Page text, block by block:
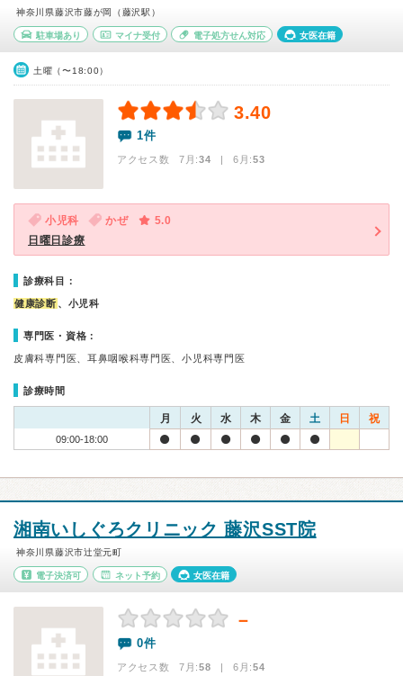
神奈川県藤沢市藤が岡（藤沢駅）
駐車場あり マイナ受付 電子処方せん対応 女医在籍
土曜（〜18:00）
3.40
1件
アクセス数 7月:34 | 6月:53
小児科 かぜ
5.0
日曜日診療
診療科目：
健康診断 、小児科
専門医・資格：
皮膚科専門医、耳鼻咽喉科専門医、小児科専門医
診療時間
月 火 水 木 金 土 日 祝
09:00-18:00
湘南いしぐろクリニック 藤沢SST院
神奈川県藤沢市辻堂元町
電子決済可 ネット予約 女医在籍
－
0件
アクセス数 7月:58 | 6月:54